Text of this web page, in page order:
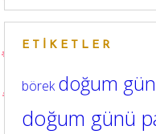
ETIKETLER
börek doğum
doğum günü